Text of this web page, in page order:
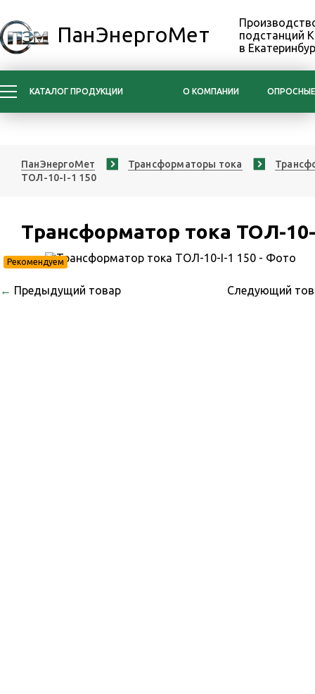
ПанЭнергоМет
подстанций
в
КАТАЛОГ ПРОДУКЦИИ О КОМПАНИИ
ПанЭнергоМет Трансформаторы тока
ТОЛ-10-I-1 150
Трансформатор тока ТОЛ-
Рекомендуем
← Предыдущий товар Следующий